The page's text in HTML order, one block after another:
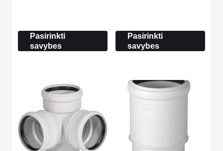
Pasirinkti
savybes
Pasirinkti
savybes